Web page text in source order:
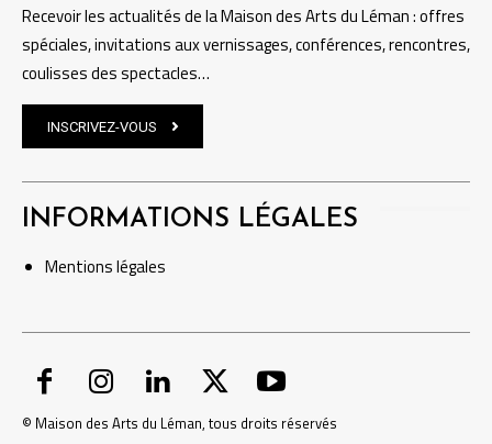
Recevoir les actualités de la Maison des Arts du Léman : offres
spéciales, invitations aux vernissages, conférences, rencontres,
coulisses des spectacles…
INSCRIVEZ-VOUS
INFORMATIONS LÉGALES
Mentionslégales
© Maison des Arts du Léman, tous droits réservés